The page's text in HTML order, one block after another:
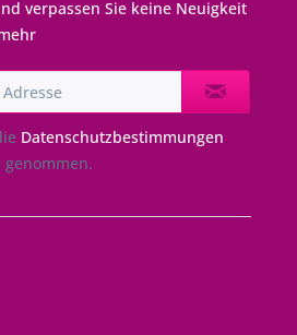
verpassen Sie keine Neuigkeit
Datenschutzbestimmungen